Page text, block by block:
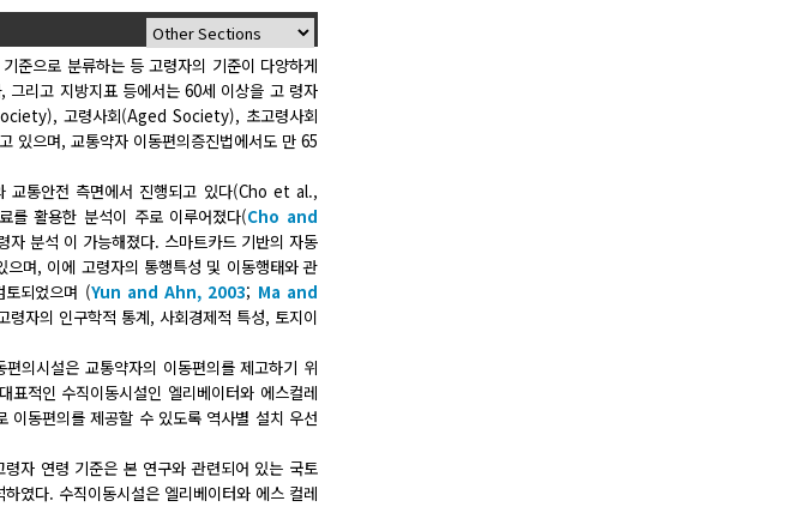
준으로 분류하는 등 고령자의 기준이 다양하게
그리고 지방지표 등에서는 60세 이상을 고 령자
고령사회(Aged Society), 초고령사회
으며, 교통약자 이동편의증진법에서도 만 65
교통안전 측면에서 진행되고 있다(Cho et al.,
를 활용한 분석이 주로 이루어졌다(Cho and
분석 이 가능해졌다. 스마트카드 기반의 자동
며, 이에 고령자의 통행특성 및 이동행태와 관
되었으며 (Yun and Ahn, 2003; Ma and
령자의 인구학적 통계, 사회경제적 특성, 토지이
의시설은 교통약자의 이동편의를 제고하기 위
적인 수직이동시설인 엘리베이터와 에스컬레
이동편의를 제공할 수 있도록 역사별 설치 우선
자 연령 기준은 본 연구와 관련되어 있는 국토
였다. 수직이동시설은 엘리베이터와 에스 컬레